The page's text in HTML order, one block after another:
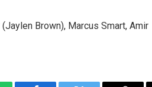
Brown), Marcus Smart, Amir